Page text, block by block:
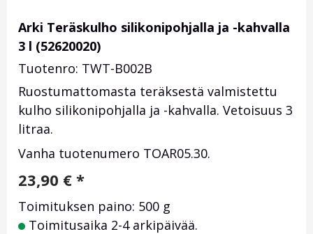
Arki Teräskulho silikonipohjalla ja -kahvalla
3 l (52620020)
Tuotenro: TWT-B002B
Ruostumattomasta teräksestä valmistettu
kulho silikonipohjalla ja -kahvalla. Vetoisuus 3
litraa.
Vanha tuotenumero TOAR05.30.
23,90 € *
Toimituksen paino: 500 g
Toimitusaika 2-4 arkipäivää.